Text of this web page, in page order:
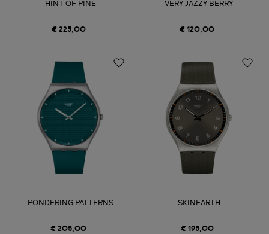
HINT OF PINE
€ 225,00
VERY JAZZY BERRY
€ 120,00
PONDERING PATTERNS
€ 205,00
SKINEARTH
€ 195,00